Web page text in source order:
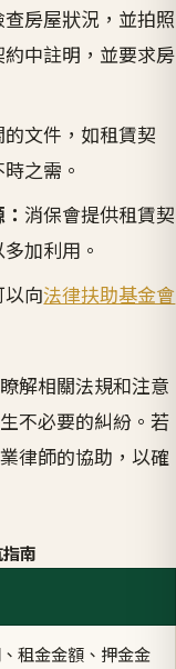
房屋狀況，並拍照
中註明，並要求房
文件，如租賃契
之需。
消保會提供租賃契
加利用。
以向法律扶助基金會
解相關法規和注意
不必要的糾紛。若
律師的協助，以確
南
租金金額、押金金